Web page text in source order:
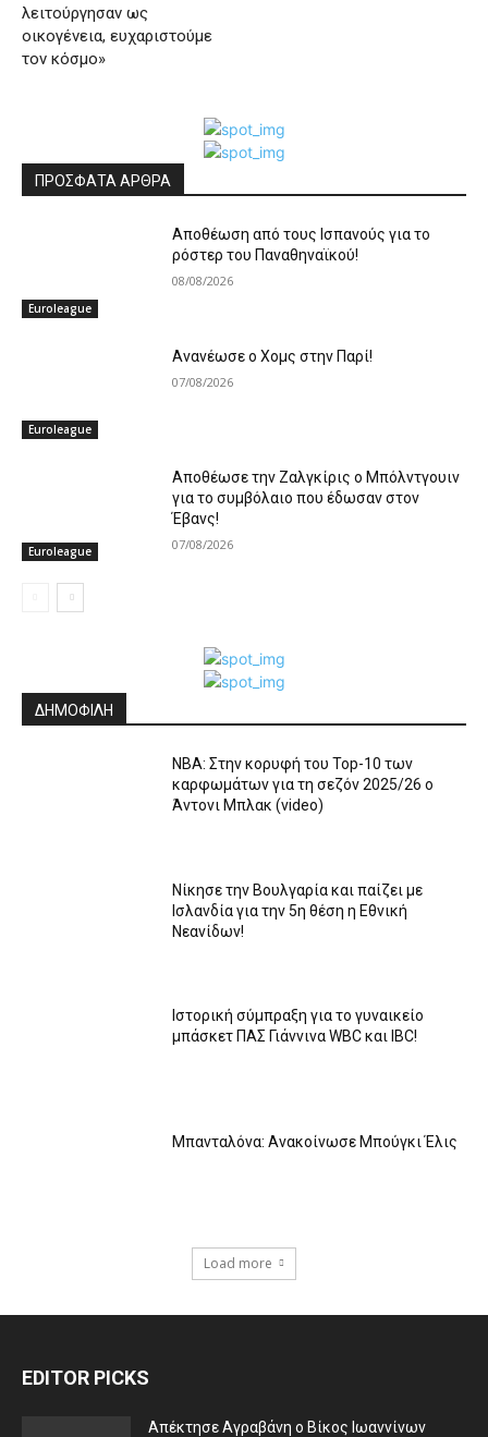
λειτούργησαν ως
οικογένεια, ευχαριστούμε
τον κόσμο»
ΠΡΟΣΦΑΤΑ ΑΡΘΡΑ
Euroleague
Αποθέωση από τους Ισπανούς για το
ρόστερ του Παναθηναϊκού!
08/08/2026
Euroleague
Ανανέωσε ο Χομς στην Παρί!
07/08/2026
Euroleague
Aποθέωσε την Ζαλγκίρις ο Μπόλντγουιν
για το συμβόλαιο που έδωσαν στον
Έβανς!
07/08/2026
ΔΗΜΟΦΙΛΗ
ΝΒΑ: Στην κορυφή του Top-10 των
καρφωμάτων για τη σεζόν 2025/26 ο
Άντονι Μπλακ (video)
Nίκησε την Βουλγαρία και παίζει με
Ισλανδία για την 5η θέση η Εθνική
Νεανίδων!
Ιστορική σύμπραξη για το γυναικείο
μπάσκετ ΠΑΣ Γιάννινα WBC και IBC!
Μπανταλόνα: Ανακοίνωσε Μπούγκι Έλις
Load more
EDITOR PICKS
Απέκτησε Αγραβάνη ο Βίκος Ιωαννίνων